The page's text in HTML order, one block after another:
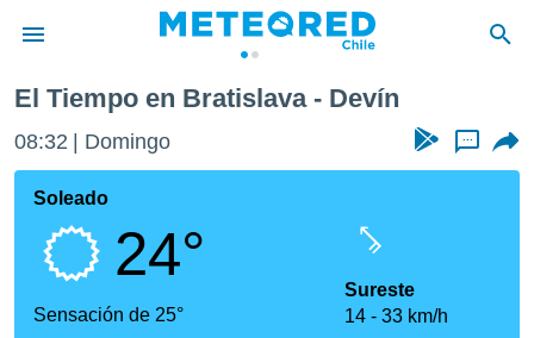
de
por
que se
calidad.
a este
las
El Tiempo en Bratislava - Devín
08:32 Domingo ...
Soleado
24°
Sensación de 25°
Sureste
14
33 km/h